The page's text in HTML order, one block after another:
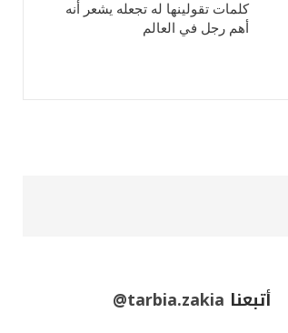
كلمات تقولينها له تجعله يشعر أنه
أهم رجل في العالم
أتبعنا @tarbia.zakia